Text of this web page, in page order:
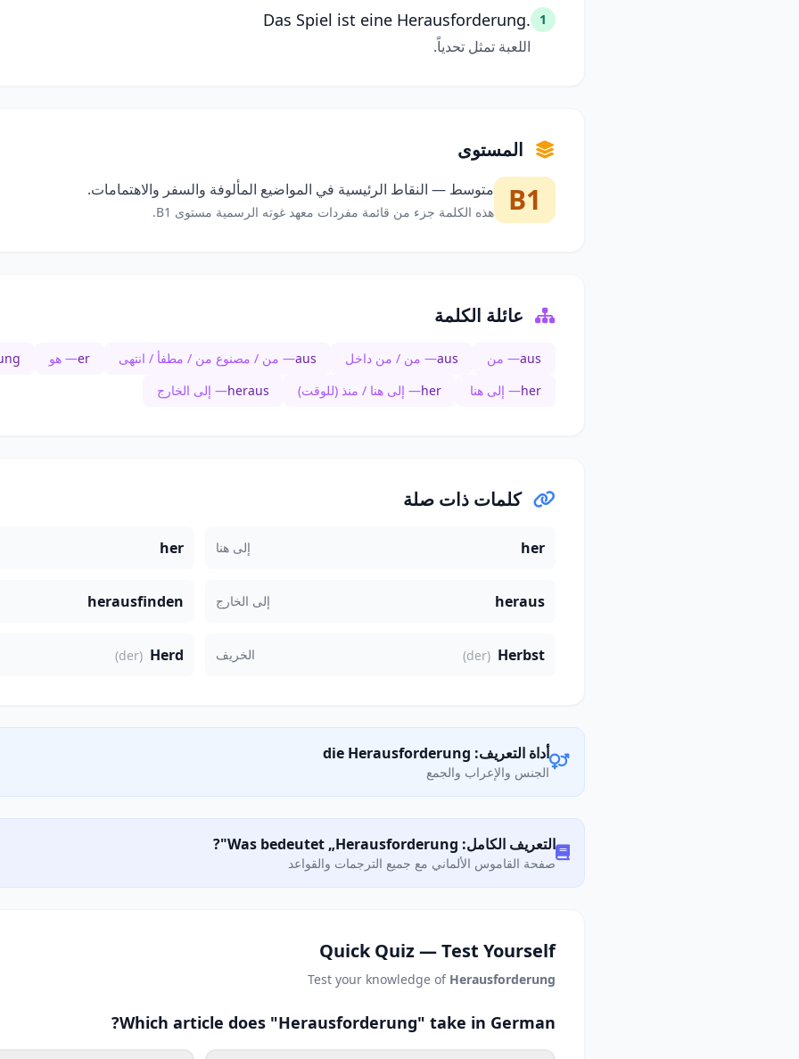
1
Das Spiel ist eine Herausforderung.
اللعبة تمثل تحدياً.
المستوى
B1 متوسط — النقاط الرئيسية في المواضيع المألوفة والسفر والاهتمامات.
هذه الكلمة جزء من قائمة مفردات معهد غوته الرسمية مستوى B1.
عائلة الكلمة
aus— من aus— من / من داخل aus— من / مصنوع من / مطفأ / انتهى er— هو
her— إلى هنا her— إلى هنا / منذ (للوقت) heraus— إلى الخارج
كلمات ذات صلة
her إلى هنا her
heraus إلى الخارج herausfinden
Herbst
(der) الخريف Herd
(der)
أداة التعريف: die Herausforderung
الجنس والإعراب والجمع
التعريف الكامل: Was bedeutet „Herausforderung"?
صفحة القاموس الألماني مع جميع الترجمات والقواعد
Quick Quiz — Test Yourself
Test your knowledge of Herausforderung
Which article does "Herausforderung" take in German?